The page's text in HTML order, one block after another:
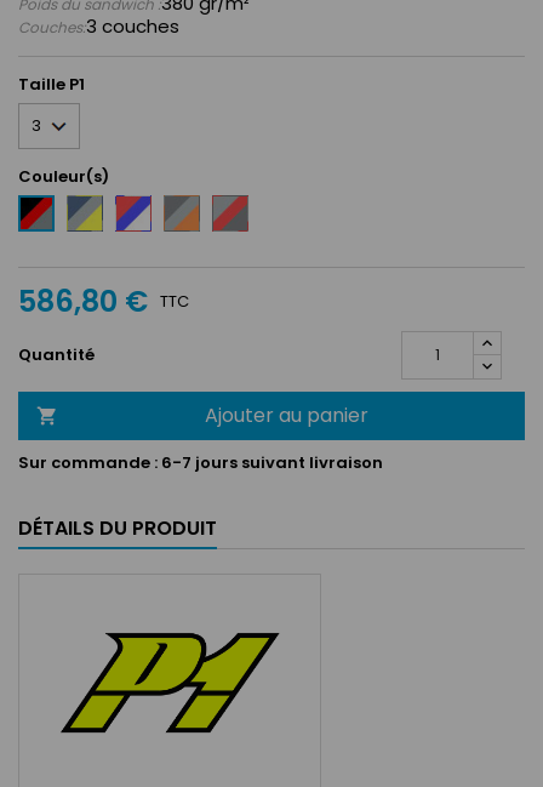
Couches:3 couches
Taille P1
Couleur(s)
Noir
/
/
Argent
Bleu
marine
Argent
/
Jaune
Rouge
/
royal
/
Blanc
Anthracite
/
/
Orange
Argent
/
/
586,80 € TTC
Quantité
 Ajouter au panier
Sur commande : 6-7 jours suivant livraison
DÉTAILS DU PRODUIT